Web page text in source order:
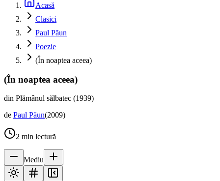
Acasă
Clasici
Paul Păun
Poezie
(În noaptea aceea)
(În noaptea aceea)
din Plămânul sălbatec (1939)
de Paul Păun(2009)
2 min lectură
Mediu